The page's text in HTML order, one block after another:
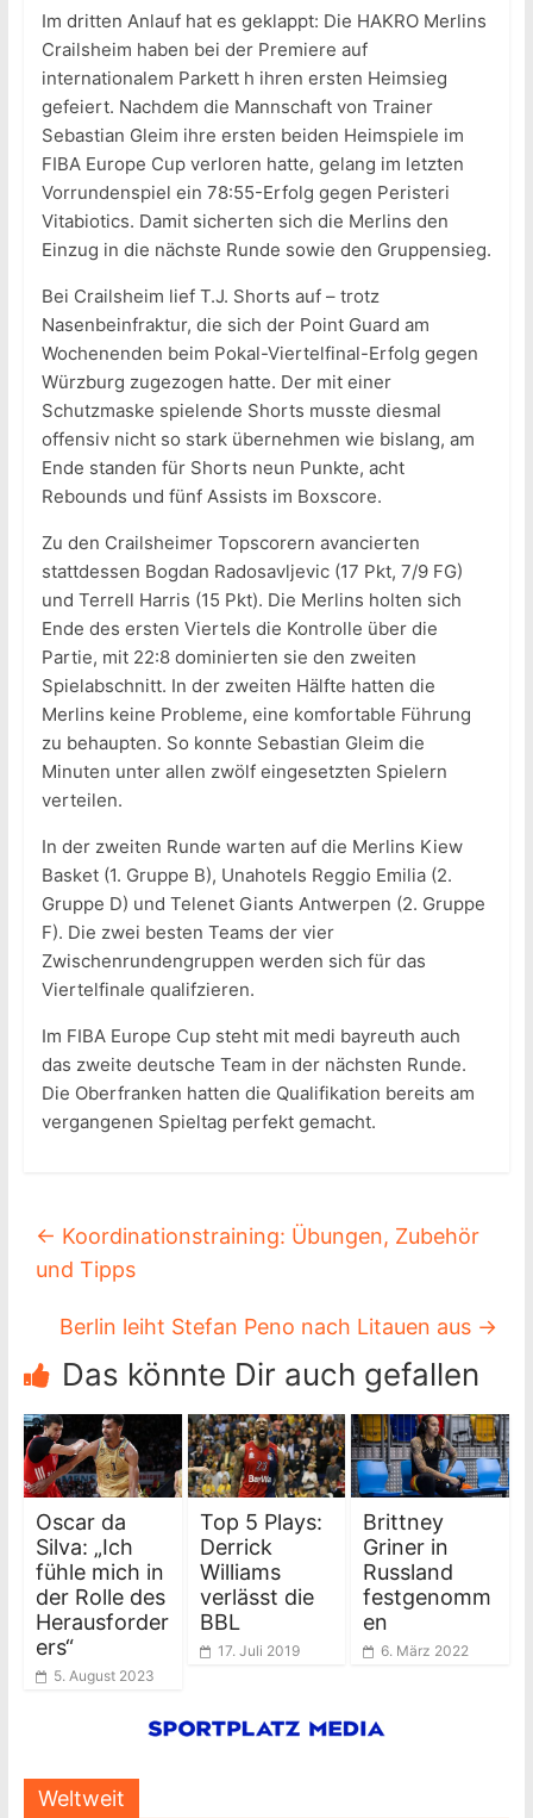
Im dritten Anlauf hat es geklappt: Die HAKRO Merlins
Crailsheim haben bei der Premiere auf
internationalem Parkett h ihren ersten Heimsieg
gefeiert. Nachdem die Mannschaft von Trainer
Sebastian Gleim ihre ersten beiden Heimspiele im
FIBA Europe Cup verloren hatte, gelang im letzten
Vorrundenspiel ein 78:55-Erfolg gegen Peristeri
Vitabiotics. Damit sicherten sich die Merlins den
Einzug in die nächste Runde sowie den Gruppensieg.
Bei Crailsheim lief T.J. Shorts auf – trotz
Nasenbeinfraktur, die sich der Point Guard am
Wochenenden beim Pokal-Viertelfinal-Erfolg gegen
Würzburg zugezogen hatte. Der mit einer
Schutzmaske spielende Shorts musste diesmal
offensiv nicht so stark übernehmen wie bislang, am
Ende standen für Shorts neun Punkte, acht
Rebounds und fünf Assists im Boxscore.
Zu den Crailsheimer Topscorern avancierten
stattdessen Bogdan Radosavljevic (17 Pkt, 7/9 FG)
und Terrell Harris (15 Pkt). Die Merlins holten sich
Ende des ersten Viertels die Kontrolle über die
Partie, mit 22:8 dominierten sie den zweiten
Spielabschnitt. In der zweiten Hälfte hatten die
Merlins keine Probleme, eine komfortable Führung
zu behaupten. So konnte Sebastian Gleim die
Minuten unter allen zwölf eingesetzten Spielern
verteilen.
In der zweiten Runde warten auf die Merlins Kiew
Basket (1. Gruppe B), Unahotels Reggio Emilia (2.
Gruppe D) und Telenet Giants Antwerpen (2. Gruppe
F). Die zwei besten Teams der vier
Zwischenrundengruppen werden sich für das
Viertelfinale qualifzieren.
Im FIBA Europe Cup steht mit medi bayreuth auch
das zweite deutsche Team in der nächsten Runde.
Die Oberfranken hatten die Qualifikation bereits am
vergangenen Spieltag perfekt gemacht.
← Koordinationstraining: Übungen, Zubehör
und Tipps
Berlin leiht Stefan Peno nach Litauen aus →
Das könnte Dir auch gefallen
Oscar da
Silva: „Ich
fühle mich in
der Rolle des
Herausforder
ers“
5. August 2023
Top 5 Plays:
Derrick
Williams
verlässt die
BBL
17. Juli 2019
Brittney
Griner in
Russland
festgenomm
en
6. März 2022
Weltweit